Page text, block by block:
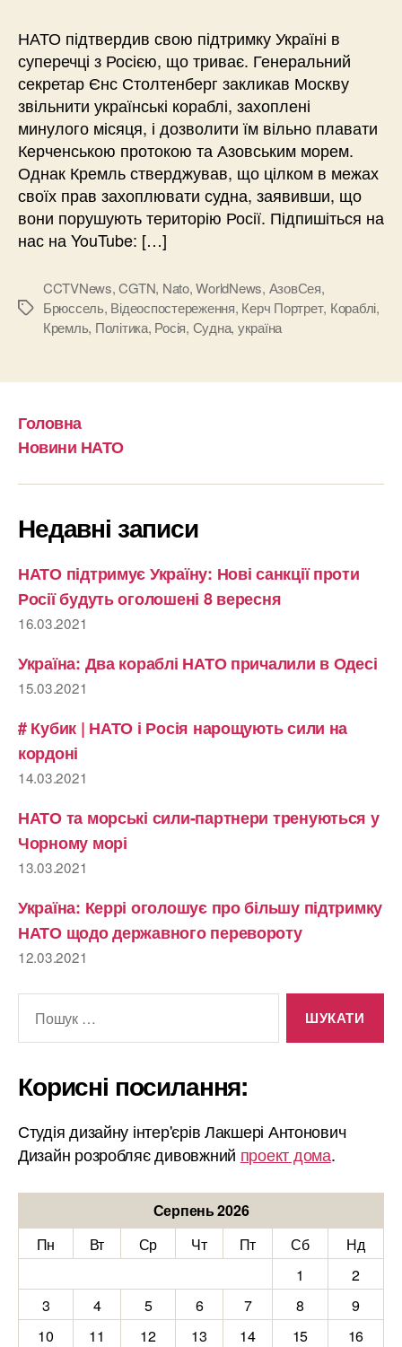
НАТО підтвердив свою підтримку Україні в
суперечці з Росією, що триває. Генеральний
секретар Єнс Столтенберг закликав Москву
звільнити українські кораблі, захоплені
минулого місяця, і дозволити їм вільно плавати
Керченською протокою та Азовським морем.
Однак Кремль стверджував, що цілком в межах
своїх прав захоплювати судна, заявивши, що
вони порушують територію Росії. Підпишіться на
нас на YouTube: […]
Позначки
CCTVNews,CGTN, Nato,WorldNews, АзовСея,
Брюссель, Відеоспостереження, Керч Портрет, Кораблі,
Кремль, Політика, Росія, Судна, україна
Головна
Новини НАТО
Недавні записи
НАТО підтримує Україну: Нові санкції проти
Росії будуть оголошені 8 вересня
16.03.2021
Україна: Два кораблі НАТО причалили в Одесі
15.03.2021
# Кубик | НАТО і Росія нарощують сили на
кордоні
14.03.2021
НАТО та морські сили-партнери тренуються у
Чорному морі
13.03.2021
Україна: Керрі оголошує про більшу підтримку
НАТО щодо державного перевороту
12.03.2021
Корисні посилання:
Студія дизайну інтер'єрів Лакшері Антонович
Дизайн розробляє дивовжний проект дома.
Серпень 2026
Пн
Вт Ср Чт Пт Сб
Нд
1
2
3
4 5 6 7 8
9
10
11 12 13 14 15 16